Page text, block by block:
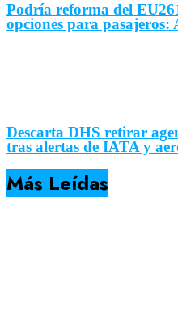
Podría reforma del
opciones para pasajeros:
Descarta DHS retirar
tras alertas de IATA y
Más Leídas